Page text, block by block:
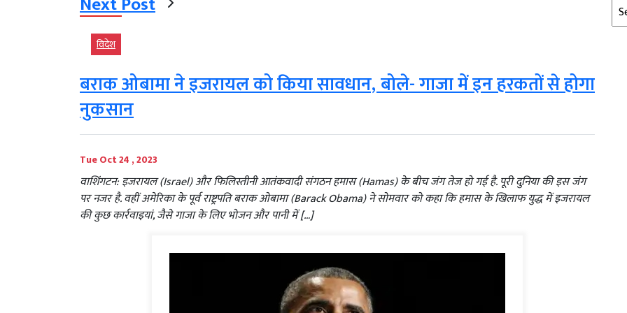
विदेश
बराक ओबामा ने इजरायल को किया सावधान, बोले- गाजा में इन हरकतों से होगा
नुकसान
Tue Oct 24 , 2023
वाशिंगटन: इजरायल (Israel) और फिलिस्तीनी आतंकवादी संगठन हमास (Hamas) के बीच जंग तेज हो गई है. पूरी दुनिया की इस जंग
पर नजर है. वहीं अमेरिका के पूर्व राष्ट्रपति बराक ओबामा (Barack Obama) ने सोमवार को कहा कि हमास के खिलाफ युद्ध में इजरायल
की कुछ कार्रवाइयां, जैसे गाजा के लिए भोजन और पानी में […]